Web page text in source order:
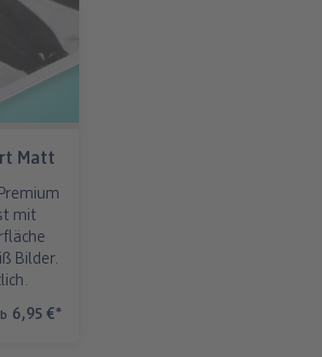
Matt
mit
Bilder.
6,95 €*